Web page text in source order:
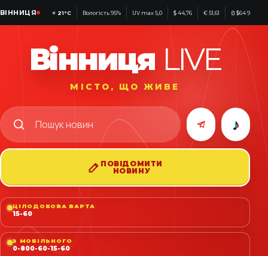
ВІННИЦЯ ☀ 21°C Вологість 95% UV max 5,0 $ 44,76 € 51,61 ₿ $64 923
Вінниця LIVE
МІСТО, ЩО ЖИВЕ
♪
ПОВІДОМИТИ
НОВИНУ
ЦІЛОДОБОВА ВАРТА
15-60
З МОБІЛЬНОГО
0-800-60-15-60